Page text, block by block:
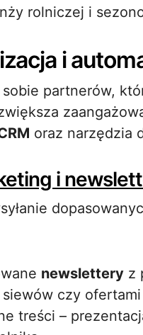
rolniczej i
i
partnerów,
oraz narzędzia
i
newslettery z
czy
treści –